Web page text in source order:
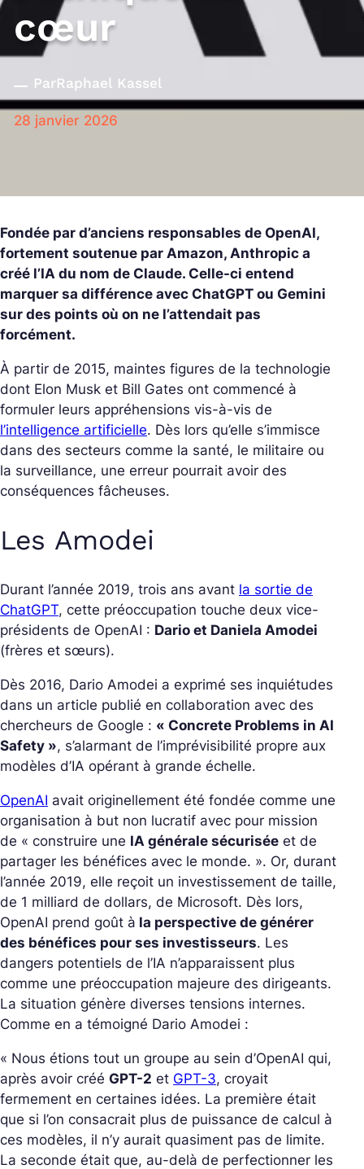
cœur
ParRaphael Kassel
28 janvier 2026
Fondée par d’anciens responsables de OpenAI,
fortement soutenue par Amazon, Anthropic a
créé l’IA du nom de Claude. Celle-ci entend
marquer sa différence avec ChatGPT ou Gemini
sur des points où on ne l’attendait pas
forcément.
À partir de 2015, maintes figures de la technologie
dont Elon Musk et Bill Gates ont commencé à
formuler leurs appréhensions vis-à-vis de
l’intelligence artificielle. Dès lors qu’elle s’immisce
dans des secteurs comme la santé, le militaire ou
la surveillance, une erreur pourrait avoir des
conséquences fâcheuses.
Les Amodei
Durant l’année 2019, trois ans avant la sortie de
ChatGPT, cette préoccupation touche deux vice-
présidents de OpenAI : Dario et Daniela Amodei
(frères et sœurs).
Dès 2016, Dario Amodei a exprimé ses inquiétudes
dans un article publié en collaboration avec des
chercheurs de Google : « Concrete Problems in AI
Safety », s’alarmant de l’imprévisibilité propre aux
modèles d’IA opérant à grande échelle.
OpenAI avait originellement été fondée comme une
organisation à but non lucratif avec pour mission
de « construire une IA générale sécurisée et de
partager les bénéfices avec le monde. ». Or, durant
l’année 2019, elle reçoit un investissement de taille,
de 1 milliard de dollars, de Microsoft. Dès lors,
OpenAI prend goût à la perspective de générer
des bénéfices pour ses investisseurs. Les
dangers potentiels de l’IA n’apparaissent plus
comme une préoccupation majeure des dirigeants.
La situation génère diverses tensions internes.
Comme en a témoigné Dario Amodei :
« Nous étions tout un groupe au sein d’OpenAI qui,
après avoir créé GPT-2 et GPT-3, croyait
fermement en certaines idées. La première était
que si l’on consacrait plus de puissance de calcul à
ces modèles, il n’y aurait quasiment pas de limite.
La seconde était que, au-delà de perfectionner les